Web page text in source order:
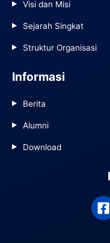
Visi dan Misi
Sejarah Singkat
Struktur Organisasi
Informasi
Berita
Alumni
Download